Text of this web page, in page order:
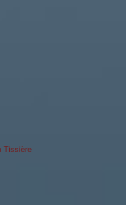
Tissière